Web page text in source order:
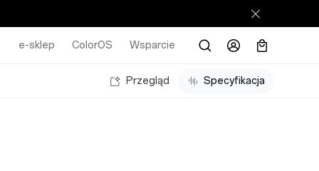
e-sklep ColorOS Wsparcie
Przegląd Specyfikacja